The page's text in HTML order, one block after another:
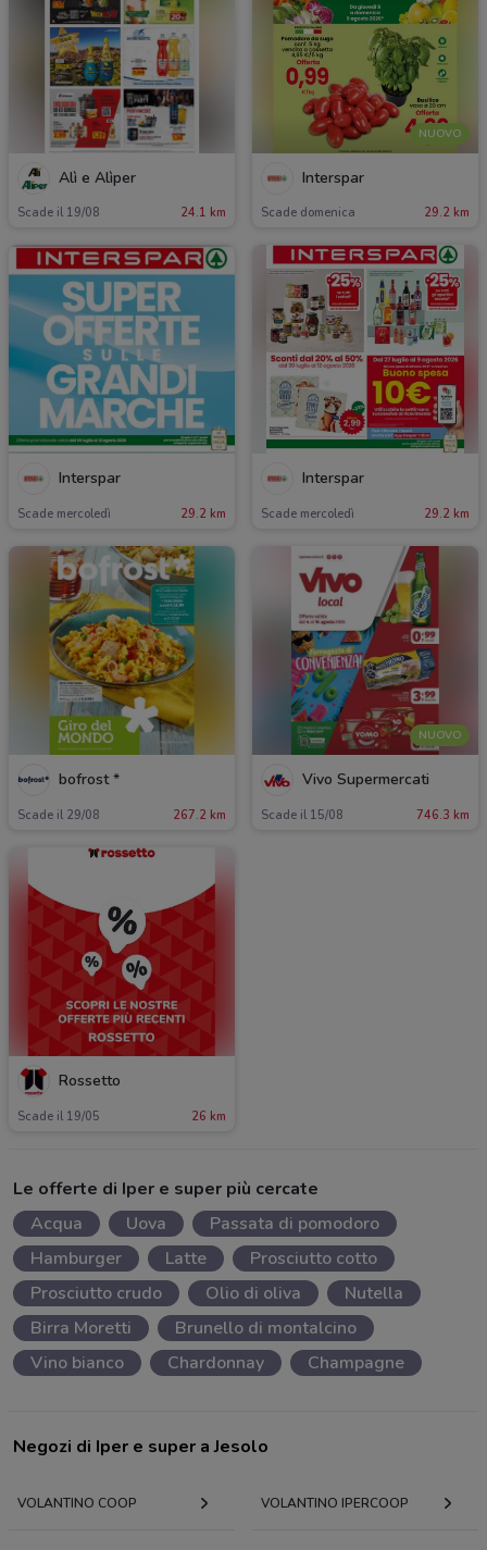
Alì e Alìper
Scade il 19/08 24.1 km
NUOVO
Interspar
Scade domenica 29.2 km
Interspar
Scade mercoledì 29.2 km
Interspar
Scade mercoledì 29.2 km
bofrost *
Scade il 29/08 267.2 km
NUOVO
Vivo Supermercati
Scade il 15/08 746.3 km
Rossetto
Scade il 19/05 26 km
Le offerte di Iper e super più cercate
Acqua
Uova
Passata di pomodoro
Hamburger
Latte
Prosciutto cotto
Prosciutto crudo
Olio di oliva
Nutella
Birra Moretti
Brunello di montalcino
Vino bianco
Chardonnay Champagne
Negozi di Iper e super a Jesolo
VOLANTINO COOP VOLANTINO IPERCOOP